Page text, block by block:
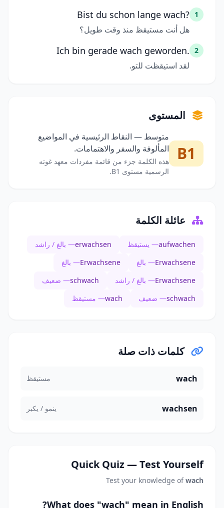
1
Bist du schon lange wach?
هل أنت مستيقظ منذ وقت طويل؟
2
Ich bin gerade wach geworden.
لقد استيقظت للتو.
المستوى
B1
متوسط — النقاط الرئيسية في المواضيع
المألوفة والسفر والاهتمامات.
هذه الكلمة جزء من قائمة مفردات معهد غوته
الرسمية مستوى B1.
عائلة الكلمة
aufwachen— يستيقظ erwachsen— بالغ / راشد
Erwachsene— بالغ Erwachsene— بالغ
Erwachsene— بالغ / راشد schwach— ضعيف
schwach— ضعيف wach— مستيقظ
كلمات ذات صلة
wach مستيقظ
wachsen ينمو / يكبر
Quick Quiz — Test Yourself
Test your knowledge ofwach
What does "wach" mean in English?